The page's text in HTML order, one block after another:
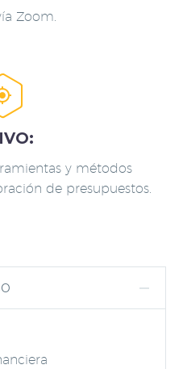
Zoom.
y métodos
de presupuestos.